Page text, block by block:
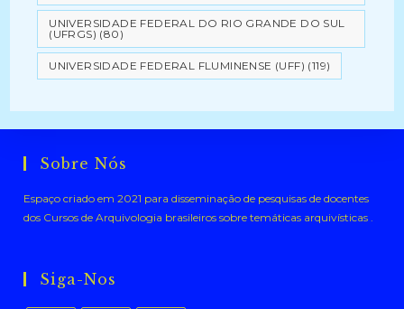
UNIVERSIDADE FEDERAL DO RIO GRANDE DO SUL
(UFRGS) (80)
UNIVERSIDADE FEDERAL FLUMINENSE (UFF) (119)
Sobre Nós
Espaço criado em 2021 para disseminação de pesquisas de docentes
dos Cursos de Arquivologia brasileiros sobre temáticas arquivísticas .
Siga-Nos